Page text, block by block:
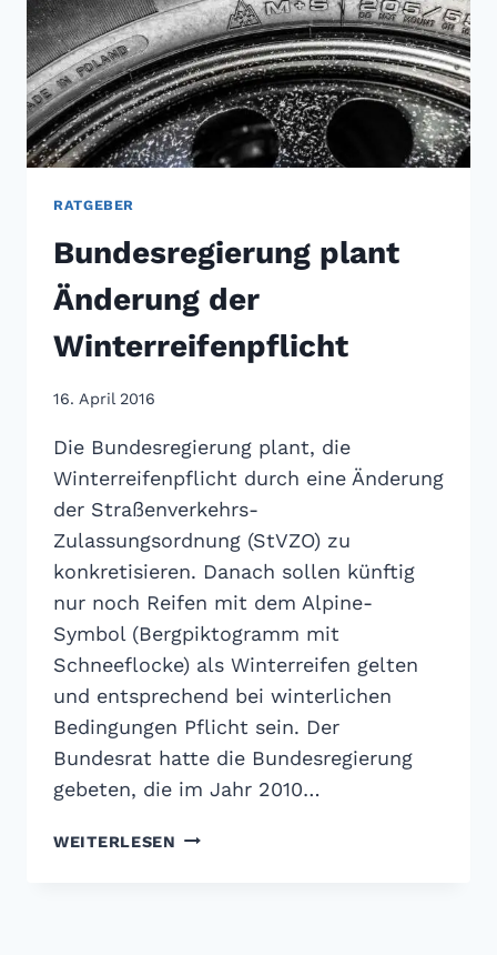
RATGEBER
Bundesregierung plant
Änderung der
Winterreifenpflicht
16. April 2016
Die Bundesregierung plant, die
Winterreifenpflicht durch eine Änderung
der Straßenverkehrs-
Zulassungsordnung (StVZO) zu
konkretisieren. Danach sollen künftig
nur noch Reifen mit dem Alpine-
Symbol (Bergpiktogramm mit
Schneeflocke) als Winterreifen gelten
und entsprechend bei winterlichen
Bedingungen Pflicht sein. Der
Bundesrat hatte die Bundesregierung
gebeten, die im Jahr 2010…
WEITERLESEN BUNDESREGIERUNG